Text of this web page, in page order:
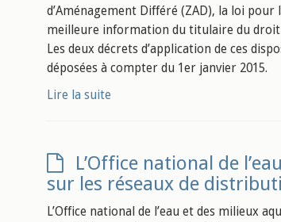
d’Aménagement Différé (ZAD), la loi pour
meilleure information du titulaire du droit
Les deux décrets d’application de ces
déposées à compter du 1er janvier 2015.
Lire la suite
L’Office national de
sur les réseaux de
L’Office national de l’eau et des milieux